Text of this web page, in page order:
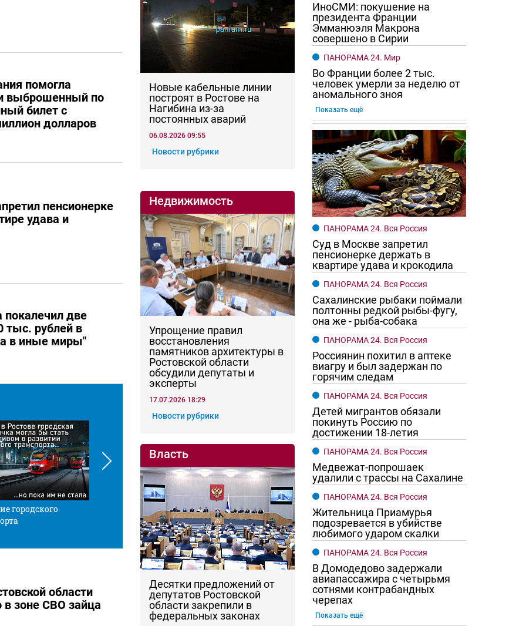
помогла
выброшенный по
билет с
долларов
пенсионерке
удава и
две
тыс. рублей в
в иные миры"
городского
Красной нитью Чего хотят женщины? Ростовчане смотрите в оба
области
в зоне СВО зайца
Новые кабельные линии
построят в Ростове на
Нагибина из-за
постоянных аварий
06.08.2026 09:55
Новости рубрики
Недвижимость
Упрощение правил
восстановления
памятников архитектуры в
Ростовской области
обсудили депутаты и
эксперты
17.07.2026 18:29
Новости рубрики
Власть
Десятки предложений от
депутатов Ростовской
области закрепили в
федеральных законах
ИноСМИ: покушение на
президента Франции
Эмманюэля Макрона
совершено в Сирии
ПАНОРАМА 24. Мир
Во Франции более 2 тыс.
человек умерли за неделю от
аномального зноя
Показать ещё
ПАНОРАМА 24. Вся Россия
Суд в Москве запретил
пенсионерке держать в
квартире удава и крокодила
ПАНОРАМА 24. Вся Россия
Сахалинские рыбаки поймали
полтонны редкой рыбы-фугу,
она же - рыба-собака
ПАНОРАМА 24. Вся Россия
Россиянин похитил в аптеке
виагру и был задержан по
горячим следам
ПАНОРАМА 24. Вся Россия
Детей мигрантов обязали
покинуть Россию по
достижении 18-летия
ПАНОРАМА 24. Вся Россия
Медвежат-попрошаек
удалили с трассы на Сахалине
ПАНОРАМА 24. Вся Россия
Жительница Приамурья
подозревается в убийстве
любимого ударом скалки
ПАНОРАМА 24. Вся Россия
В Домодедово задержали
авиапассажира с четырьмя
сотнями контрабандных
черепах
Показать ещё